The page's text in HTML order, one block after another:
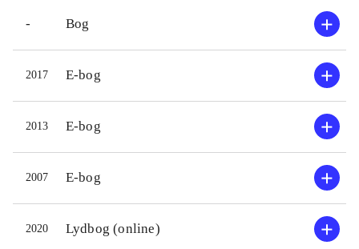
- Bog
2017 E-bog
2013 E-bog
2007 E-bog
2020 Lydbog (online)